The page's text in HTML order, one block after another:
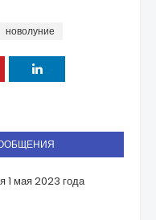
новолуние
1 мая 2023 года